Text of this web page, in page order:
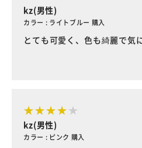
kz(男性)
カラー : ライトブルー 購入
とても可愛く、色も綺麗で気
kz(男性)
カラー : ピンク 購入